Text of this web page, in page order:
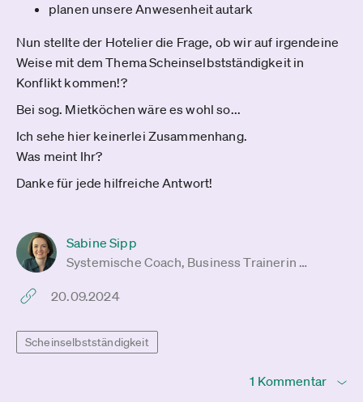
planen unsere Anwesenheit autark
Nun stellte der Hotelier die Frage, ob wir auf irgendeine
Weise mit dem Thema Scheinselbstständigkeit in
Konflikt kommen!?
Bei sog. Mietköchen wäre es wohl so...
Ich sehe hier keinerlei Zusammenhang.
Was meint Ihr?
Danke für jede hilfreiche Antwort!
Sabine Sipp
Systemische Coach, Business Trainerin …
20.09.2024
Scheinselbstständigkeit
1 Kommentar